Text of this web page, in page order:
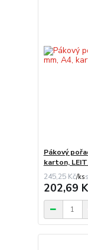
Pákový
karton,
245,25 Kč/ks
202,69